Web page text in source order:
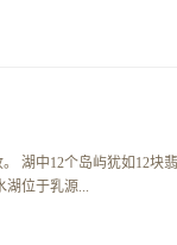
湖中12个岛屿犹如12块
湖位于乳源...